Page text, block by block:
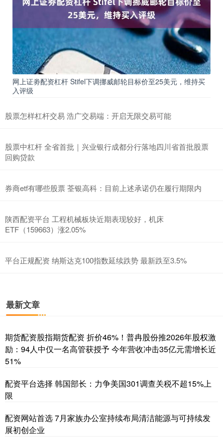
网上证劵配资杠杆 Stifel下调挪威邮轮目标价至25美元，维持买
入评级
股票怎样杠杆交易 浩广交易端：开启无限交易可能
股票中杠杆 全省首批｜兴业银行成都分行落地四川省首批股票
回购贷款
券商etf有哪些股票 荃银高科：目前上述承诺仍在履行期限内
陕西配资平台 工程机械板块近期表现较好，机床
ETF（159663）涨2.05%
平台正规配资 纳斯达克100指数延续跌势 最新跌至3.5%
最新文章
期货配资股指期货配资 折价46%！普冉股份推2026年股权激
励：94人中仅一名高管获授予 今年营收冲击35亿元需增长近
51%
配资平台选择 韩国部长：力争美国301调查关税不超15%上
限
配资网站首选 7月家族办公室持续布局清洁能源与可持续发
展初创企业